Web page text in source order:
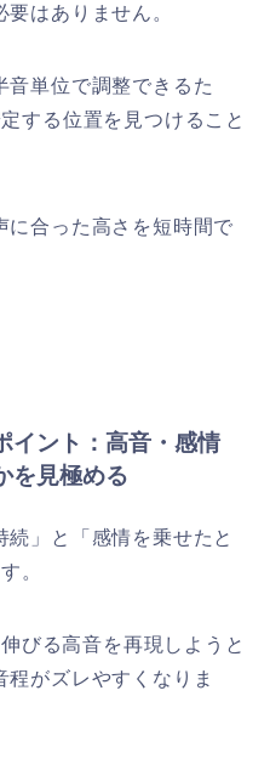
はありません。
音単位で調整できるた
する位置を見つけること
に合った高さを短時間で
イント：高音・感情
を見極める
続」と「感情を乗せたと
。
びる高音を再現しようと
程がズレやすくなりま